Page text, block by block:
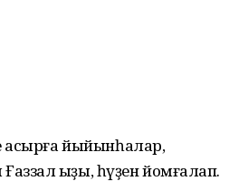
асырға йыйын­һалар,
ҡыҙы, һүҙен йомғаҡлап.